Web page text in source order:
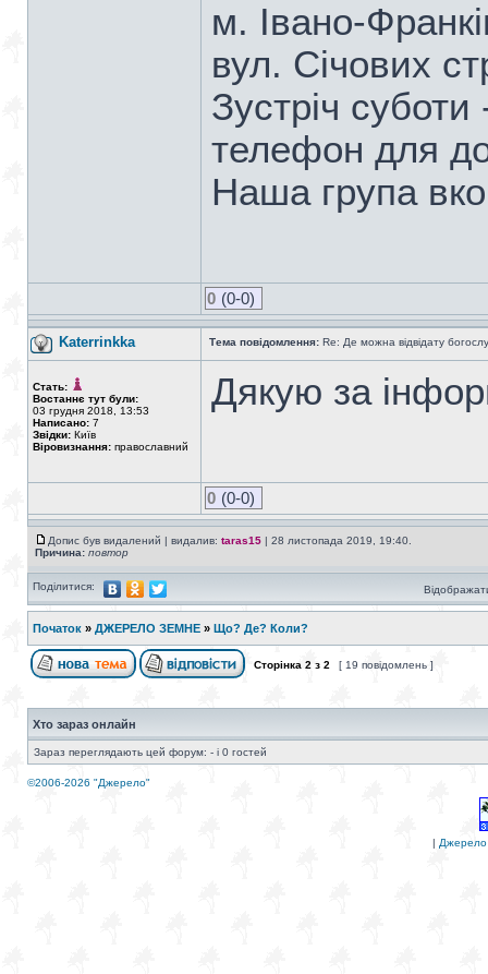
м. Івано-
вул. Січових
Зустріч
телефон для
Наша група
0 (0-0)
Katerrinkka Тема повідомлення: Re: Де можна відвідату
Стать:
Востаннє тут були:
03 грудня 2018, 13:53
Написано: 7
Звідки: Київ
Віровизнання: православний
Дякую за
0 (0-0)
Допис був видалений | видалив: taras15 | 28 листопада 2019, 19:40.
Причина: повтор
Поділитися:
Початок » ДЖЕРЕЛО ЗЕМНЕ » Що? Де? Коли?
Сторінка 2 з 2 [ 19 повідомлень ]
Хто зараз онлайн
Зараз переглядають цей форум: - і 0 гостей
©2006-2026 "Джерело"
| Джерело